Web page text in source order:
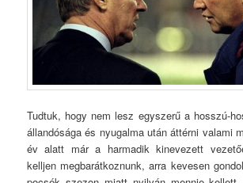
Tudtuk, hogy nem lesz egyszerű a hosszú-
állandósága és nyugalma után áttérni valami
év alatt már a harmadik kinevezett
kelljen megbarátkoznunk, arra kevesen